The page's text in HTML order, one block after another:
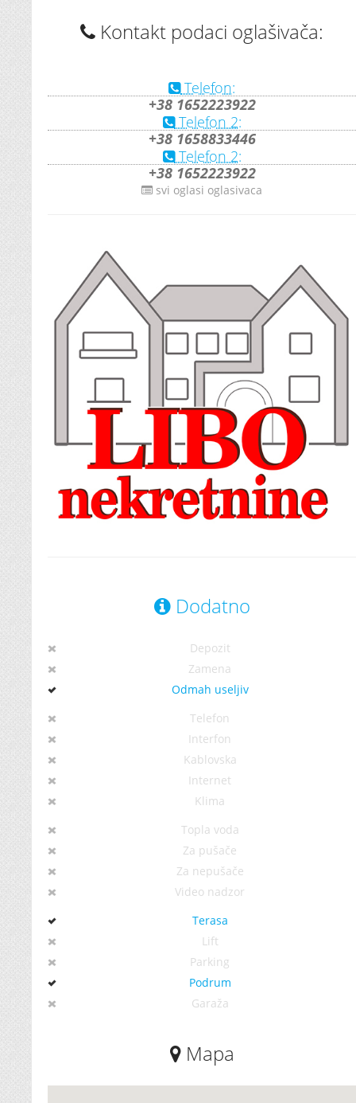
Kontakt podaci oglašivača:
Telefon:
+38 1652223922
Telefon 2:
+38 1658833446
Telefon 2:
+38 1652223922
svi oglasi oglasivaca
Dodatno
Depozit
Zamena
Odmah useljiv
Telefon
Interfon
Kablovska
Internet
Klima
Topla voda
Za pušače
Za nepušače
Video nadzor
Terasa
Lift
Parking
Podrum
Garaža
Mapa